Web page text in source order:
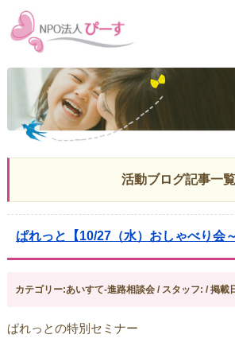
活動ブログ記事一覧
ぱれっと【10/27（水）おしゃべり会
カテゴリー:あいすて-進路相談会 / スタッフ: / 掲載
ぱれっとの特別セミナー